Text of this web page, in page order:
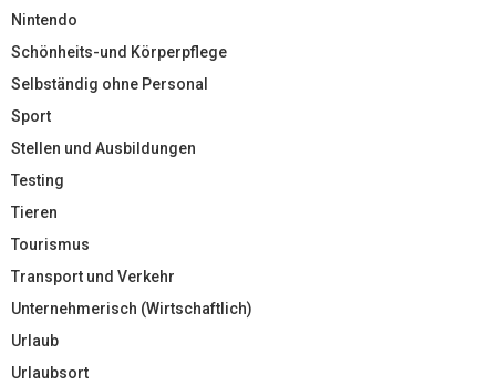
Nintendo
Schönheits-und Körperpflege
Selbständig ohne Personal
Sport
Stellen und Ausbildungen
Testing
Tieren
Tourismus
Transport und Verkehr
Unternehmerisch (Wirtschaftlich)
Urlaub
Urlaubsort